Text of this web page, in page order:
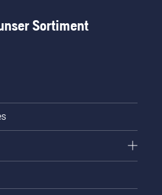
Sortiment